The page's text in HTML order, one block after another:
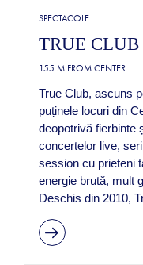
SPECTACOLE
TRUE CLUB
155 M FROM CENTER
True Club, ascuns
puținele locuri din
deopotrivă fierbinte
concertelor live,
session cu prieteni
energie brută, mult
Deschis din 2010,